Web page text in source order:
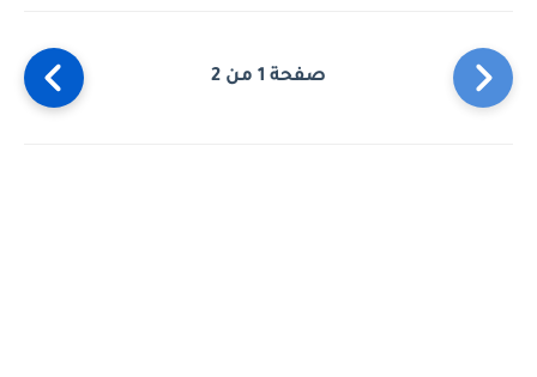
صفحة 1 من 2